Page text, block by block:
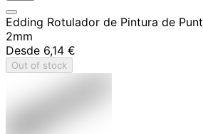
Edding Rotulador de Pintura de
2mm
Desde 6,14 €
Out of stock